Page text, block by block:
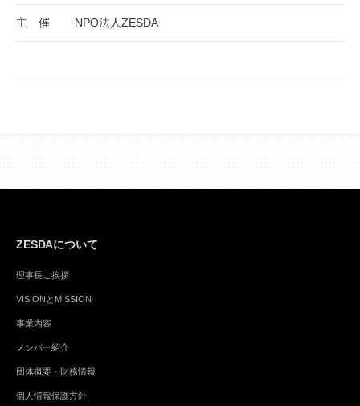
主 催 NPO法人ZESDA
ZESDAについて
理事長ご挨拶
VISIONとMISSION
事業内容
メンバー紹介
団体概要・財務情報
個人情報保護方針